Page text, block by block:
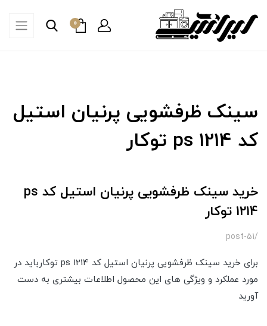
0
سینک ظرفشویی پرنیان استیل
کد ps 1214 توکار
خرید سینک ظرفشویی پرنیان استیل کد ps
1214 توکار
/post-51
برای خرید سینک ظرفشویی پرنیان استیل کد ps 1214 توکارباید در
مورد عملکرد و ویژگی های این محصول اطلاعات بیشتری به دست
آورید